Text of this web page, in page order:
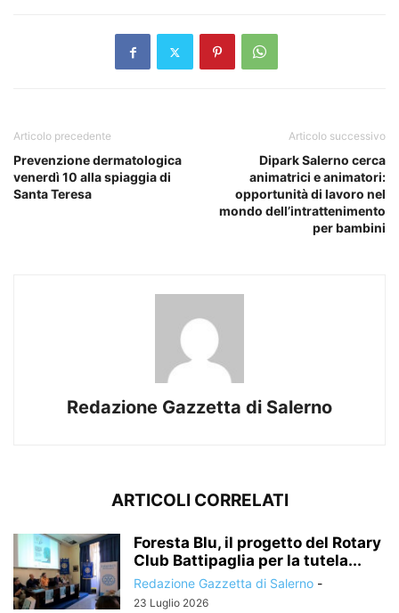
Articolo precedente
Prevenzione dermatologica
venerdì 10 alla spiaggia di
Santa Teresa
Articolo successivo
Dipark Salerno cerca
animatrici e animatori:
opportunità di lavoro nel
mondo dell’intrattenimento
per bambini
Redazione Gazzetta di Salerno
ARTICOLI CORRELATI
Foresta Blu, il progetto del Rotary
Club Battipaglia per la tutela...
Redazione Gazzetta di Salerno -
23 Luglio 2026